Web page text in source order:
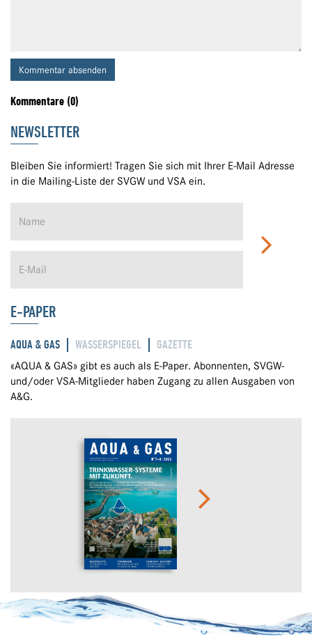
Kommentar absenden
Kommentare (0)
NEWSLETTER
Bleiben Sie informiert! Tragen Sie sich mit Ihrer E-Mail Adresse
in die Mailing-Liste der SVGW und VSA ein.
E-PAPER
AQUA & GAS WASSERSPIEGEL GAZETTE
«AQUA & GAS» gibt es auch als E-Paper. Abonnenten, SVGW-
und/oder VSA-Mitglieder haben Zugang zu allen Ausgaben von
A&G.